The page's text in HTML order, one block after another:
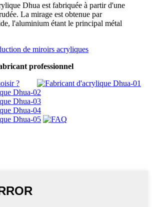
Dhua est fabriquée à partir d'une
La mirage est obtenue par
l'aluminium étant le principal métal
professionnel